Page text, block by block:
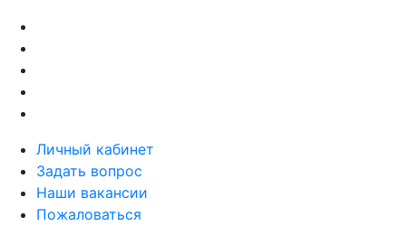
Личный кабинет
Задать вопрос
Наши вакансии
Пожаловаться